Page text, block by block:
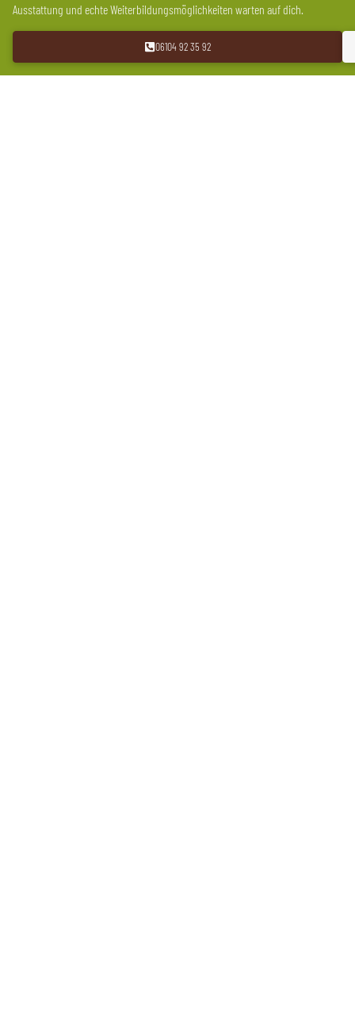
Ausstattung und echte Weiterbildungsmöglichkeiten warten auf dich.
06104 92 35 92